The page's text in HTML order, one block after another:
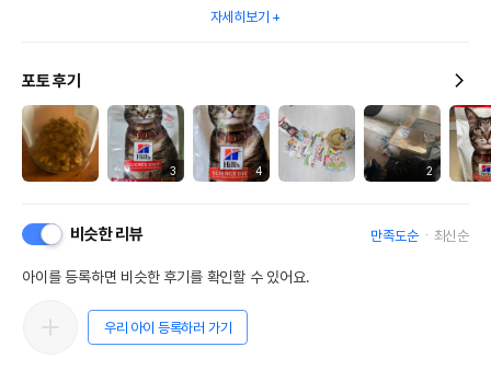
자세히보기
포토 후기
3 4 2
비슷한 리뷰 만족도순 최신순
아이를 등록하면 비슷한 후기를 확인할 수 있어요.
우리 아이 등록하러 가기